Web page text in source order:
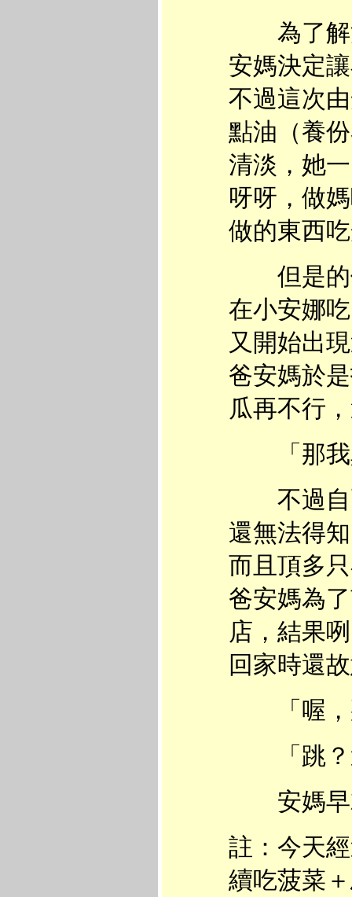
為了解
安媽決定
不過這次
點油（養
清淡，她
呀呀，做
做的東西
但是的
在小安娜
又開始出
爸安媽於
瓜再不行
「那我
不過自
還無法得
而且頂多
爸安媽為
店，結果
回家時還
「喔，
「跳？
安媽早
註：今天
續吃菠菜